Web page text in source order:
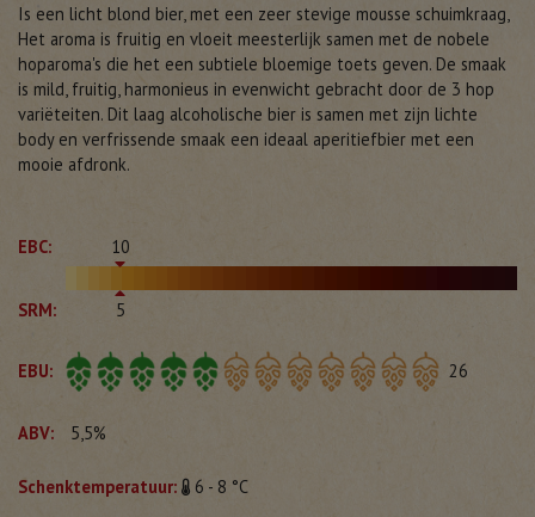
Is een licht blond bier, met een zeer stevige mousse schuimkraag,
Het aroma is fruitig en vloeit meesterlijk samen met de nobele
hoparoma's die het een subtiele bloemige toets geven. De smaak
is mild, fruitig, harmonieus in evenwicht gebracht door de 3 hop
variëteiten. Dit laag alcoholische bier is samen met zijn lichte
body en verfrissende smaak een ideaal aperitiefbier met een
mooie afdronk.
EBC: 10
SRM: 5
EBU: 26
ABV: 5,5%
Schenktemperatuur: 6 - 8 °C